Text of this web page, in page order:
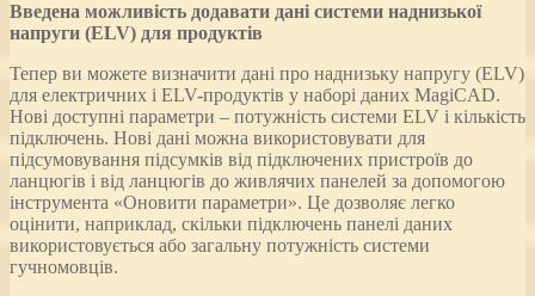
Введена можливість додавати дані системи наднизької
напруги (ELV) для продуктів
Тепер ви можете визначити дані про наднизьку напругу (ELV)
для електричних і ELV-продуктів у наборі даних MagiCAD.
Нові доступні параметри – потужність системи ELV і кількість
підключень. Нові дані можна використовувати для
підсумовування підсумків від підключених пристроїв до
ланцюгів і від ланцюгів до живлячих панелей за допомогою
інструмента «Оновити параметри». Це дозволяє легко
оцінити, наприклад, скільки підключень панелі даних
використовується або загальну потужність системи
гучномовців.